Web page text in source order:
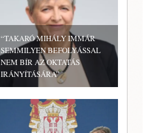
“TAKARÓ MIHÁLY IMMÁR
SEMMILYEN BEFOLYÁSSAL
NEM BÍR AZ OKTATÁS
IRÁNYÍTÁSÁRA”